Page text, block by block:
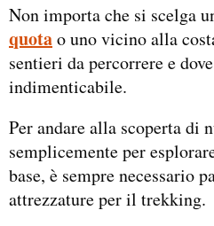
Non importa che si scelga
quotao uno vicino alla
sentieri da percorrere e
indimenticabile.
Per andare alla scoperta di
semplicemente per
base, è sempre necessario
attrezzature per il trekking.